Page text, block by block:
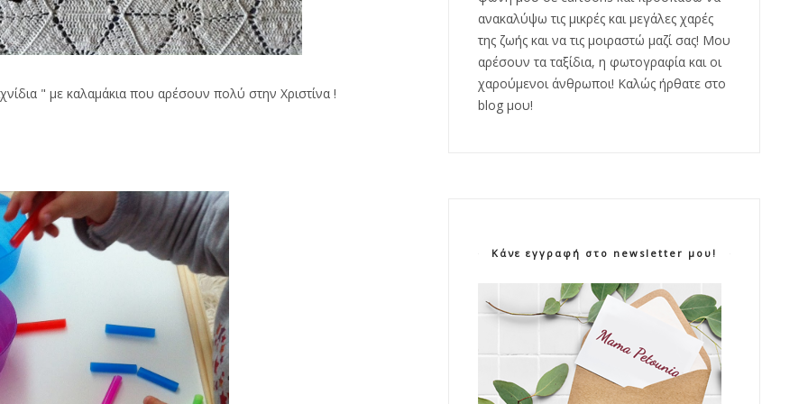
" με καλαμάκια που αρέσουν πολύ στην Χριστίνα !
ανακαλύψω τις μικρές και μεγάλες χαρές
της ζωής και να τις μοιραστώ μαζί σας! Μου
αρέσουν τα ταξίδια, η φωτογραφία και οι
χαρούμενοι άνθρωποι! Καλώς ήρθατε στο
blog μου!
Κάνε εγγραφή στο newsletter μου!